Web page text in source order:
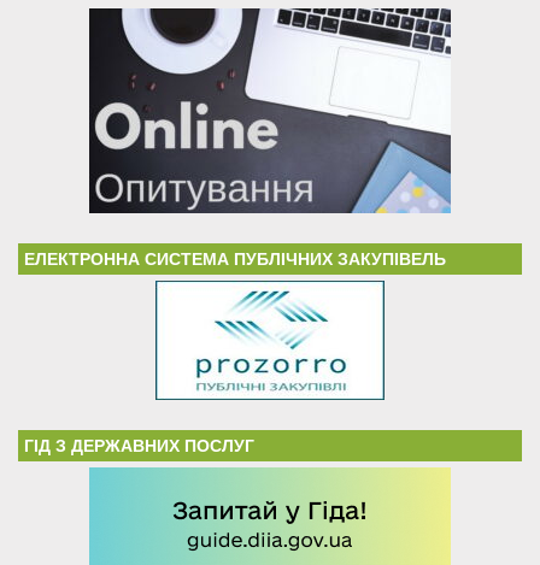
ЕЛЕКТРОННА СИСТЕМА ПУБЛІЧНИХ ЗАКУПІВЕЛЬ
ГІД З ДЕРЖАВНИХ ПОСЛУГ